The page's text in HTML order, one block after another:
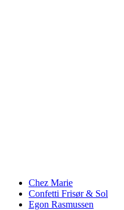
Chez Marie
Confetti Frisør & Sol
Egon Rasmussen